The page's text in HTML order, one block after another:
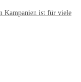
Kampanien ist für viele